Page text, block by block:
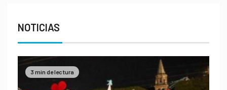
NOTICIAS
3 min de lectura